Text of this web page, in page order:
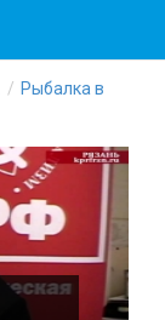
Рыбалка в